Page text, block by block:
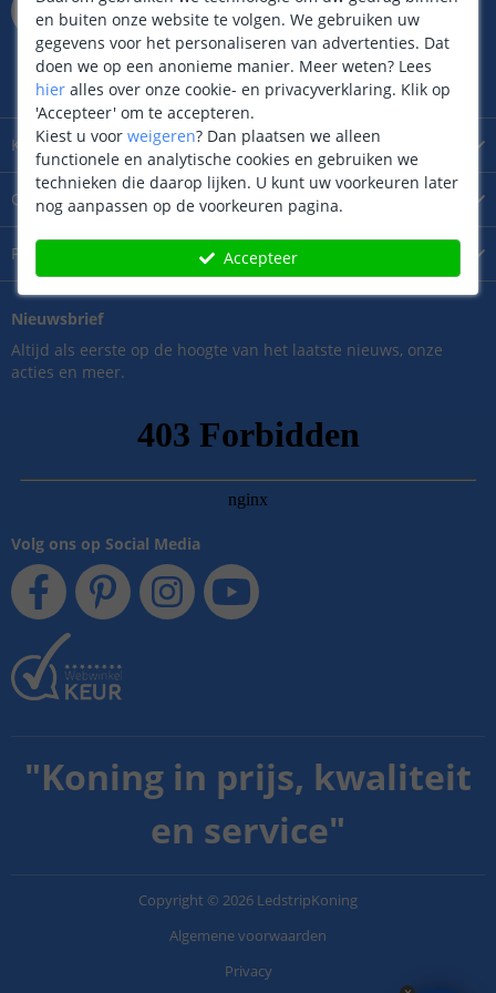
Over LedstripKoning
Product
Klantenservice
Rietveldenweg 49D
5222AP'sHertogenbosch
Maandag t/m zaterdag geopend
van 09.00 tot 17.00 uur
Nieuwsbrief
Altijd als eerste op de hoogte van het laatste nieuws, onze
acties en meer.
Volg ons op Social Media
"Koning in prijs, kwaliteit
en service"
Copyright © 2026 LedstripKoning
Algemene voorwaarden
Privacy
en buiten onze website te volgen. We gebruiken uw
gegevens voor het personaliseren van advertenties. Dat
doen we op een anonieme manier. Meer weten? Lees
hier alles over onze cookie- en privacyverklaring. Klik op
'Accepteer' om te accepteren.
Kiest u voor weigeren? Dan plaatsen we alleen
functionele en analytische cookies en gebruiken we
technieken die daarop lijken. U kunt uw voorkeuren later
nog aanpassen op de voorkeuren pagina.
Accepteer